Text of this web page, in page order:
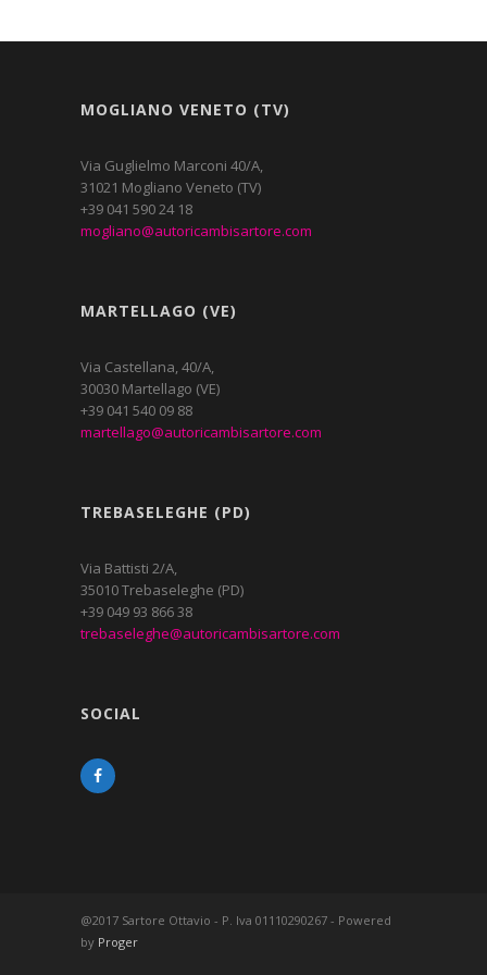
MOGLIANO VENETO (TV)
Via Guglielmo Marconi 40/A,
31021 Mogliano Veneto (TV)
+39 041 590 24 18
mogliano@autoricambisartore.com
MARTELLAGO (VE)
Via Castellana, 40/A,
30030 Martellago (VE)
+39 041 540 09 88
martellago@autoricambisartore.com
TREBASELEGHE (PD)
Via Battisti 2/A,
35010 Trebaseleghe (PD)
+39 049 93 866 38
trebaseleghe@autoricambisartore.com
SOCIAL
@2017 Sartore Ottavio - P. Iva 01110290267 - Powered
by Proger